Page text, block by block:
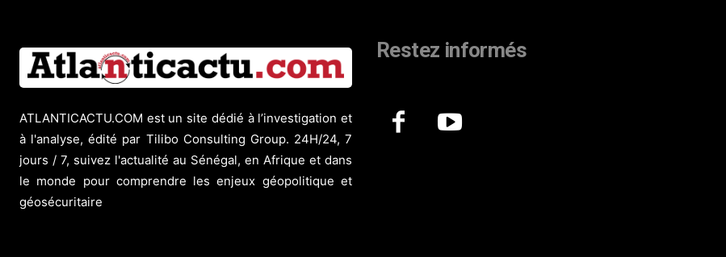
ATLANTICACTU.COM est un site dédié à l’investigation et
à l'analyse, édité par Tilibo Consulting Group. 24H/24, 7
jours / 7, suivez l'actualité au Sénégal, en Afrique et dans
le monde pour comprendre les enjeux géopolitique et
géosécuritaire
Restez informés